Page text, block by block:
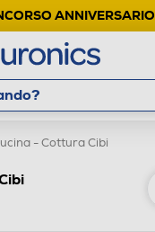
ANNIVERSARIO
- Cottura Cibi